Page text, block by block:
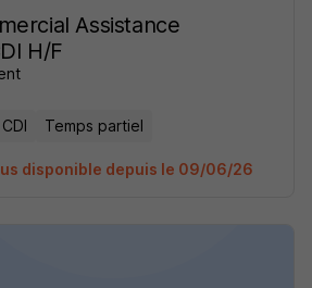
Assistance
H/F
CDI Temps partiel
disponible depuis le 09/06/26